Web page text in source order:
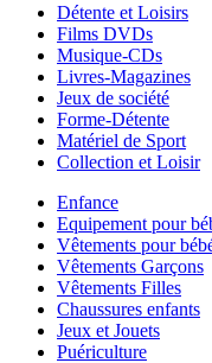
Détente et Loisirs
Films DVDs
Musique-CDs
Livres-Magazines
Jeux de société
Forme-Détente
Matériel de Sport
Collection et Loisir
Enfance
Equipement pour
Vêtements pour
Vêtements Garçons
Vêtements Filles
Chaussures enfants
Jeux et Jouets
Puériculture